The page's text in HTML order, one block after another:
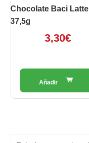
Chocolate Baci Latte
37,5g
3,30€